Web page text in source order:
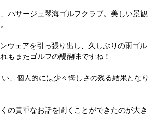
魚釣り大好き パソコンデータ消去
集 愛犬紹介
パサージュ琴海ゴルフクラブ。美しい景観
ウェアを引っ張り出し、久しぶりの雨ゴル
もまたゴルフの醍醐味ですね！
、個人的には少々悔しさの残る結果となり
の貴重なお話を聞くことができたのが大き